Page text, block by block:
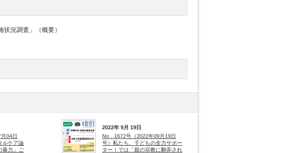
況調査」（概要）
04日
ルケア論
暴力」ご
2022年 9月 19日
No．1672号（2022年09月19日
号）私たち、子どもの全力サポー
ター！では「親の宗教に翻弄され